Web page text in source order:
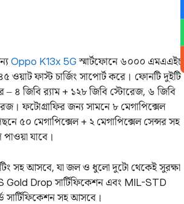
Oppo K13x 5Gস্মার্টফোনে ৬০০০ এমএএইচ
ওয়াট ফাস্ট চার্জিং সাপোর্ট করে। ফোনটি দুইটি
– ৪ জিবি র‌্যাম + ১২৮ জিবি স্টোরেজ, ৬ জিবি
ফটোগ্রাফির জন্য সামনে ৮ মেগাপিক্সেল
৫০ মেগাপিক্সেল + ২ মেগাপিক্সেল সেন্সর সহ
যাবে।
সহ আসবে, যা জল ও ধুলো দুটো থেকেই সুরক্ষা
Gold Drop সার্টিফিকেশন এবং MIL-STD
সার্টিফিকেশন সহ আসবে।